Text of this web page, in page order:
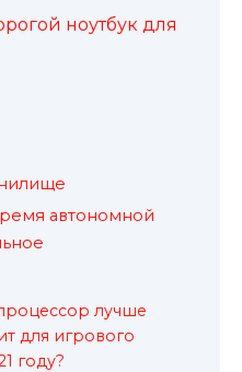
ноутбук для
автономной
лучше
для игрового
году?